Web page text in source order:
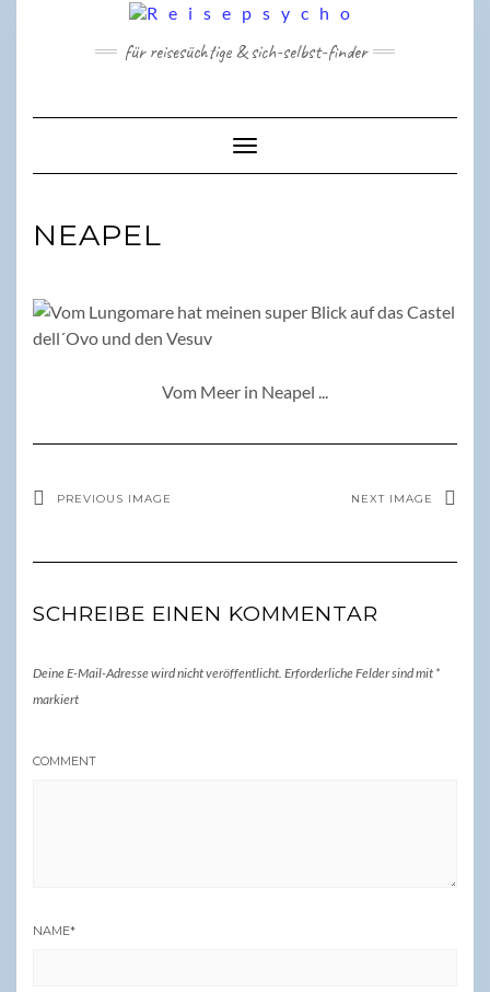
für reisesüchtige & sich-selbst-finder
Toggle Navigation
NEAPEL
Vom Meer in Neapel ...
PREVIOUS IMAGE NEXT IMAGE
SCHREIBE EINEN KOMMENTAR
Deine E-Mail-Adresse wird nicht veröffentlicht. Erforderliche Felder sind mit *
markiert
COMMENT
NAME*